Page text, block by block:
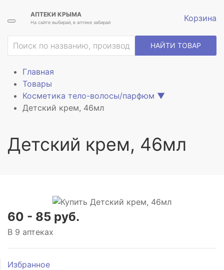
АПТЕКИ КРЫМА
На сайте выбирай, в аптеке забирай Корзина
НАЙТИ ТОВАР
Главная
Товары
Косметика тело-волосы/парфюм ▼
Детский крем, 46мл
Детский крем, 46мл
60 - 85 руб.
В 9 аптеках
Избранное